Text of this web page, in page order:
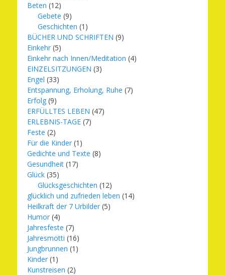
Beten (12)
Gebete (9)
Geschichten (1)
BÜCHER UND SCHRIFTEN (9)
Einkehr (5)
Einkehr nach Innen/Meditation (4)
EINZELSITZUNGEN (3)
Engel (33)
Entspannung, Erholung, Ruhe (7)
Erfolg (9)
ERFÜLLTES LEBEN (47)
ERLEBNIS-TAGE (7)
Feste (2)
Für die Kinder (1)
Gedichte und Texte (8)
Gesundheit (17)
Glück (35)
Glücksgeschichten (12)
glücklich und zufrieden leben (14)
Heilkraft der 7 Urbilder (5)
Humor (4)
Jahresfeste (7)
Jahresmotti (16)
Jungbrunnen (1)
Kinder (1)
Kunstreisen (2)